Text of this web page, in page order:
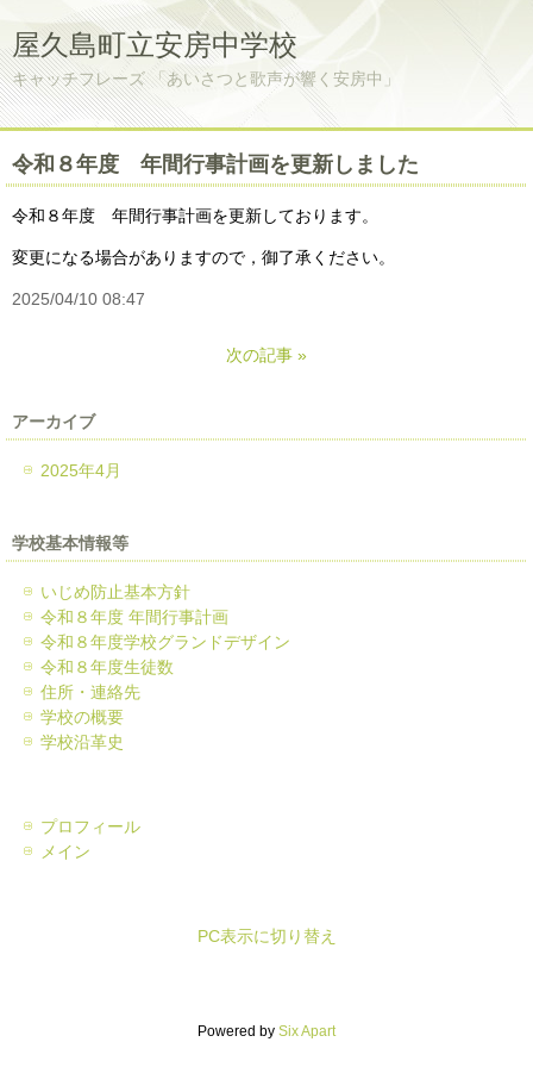
屋久島町立安房中学校
キャッチフレーズ 「あいさつと歌声が響く安房中」
令和８年度 年間行事計画を更新しました
令和８年度 年間行事計画を更新しております。
変更になる場合がありますので，御了承ください。
2025/04/10 08:47
次の記事 »
アーカイブ
2025年4月
学校基本情報等
いじめ防止基本方針
令和８年度 年間行事計画
令和８年度学校グランドデザイン
令和８年度生徒数
住所・連絡先
学校の概要
学校沿革史
プロフィール
メイン
PC表示に切り替え
Powered by Six Apart